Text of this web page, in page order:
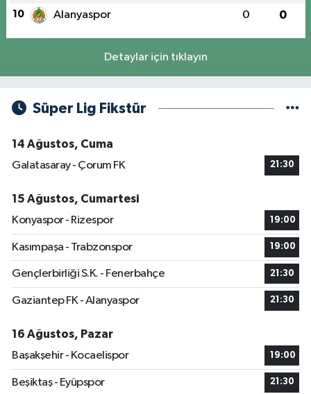
10 Alanyaspor 0 0
Detaylar için tıklayın
Süper Lig Fikstür
14 Ağustos, Cuma
Galatasaray - Çorum FK
21:30
15 Ağustos, Cumartesi
Konyaspor - Rizespor
19:00
Kasımpaşa - Trabzonspor 19:00
Gençlerbirliği S.K. - Fenerbahçe 21:30
Gaziantep FK - Alanyaspor 21:30
16 Ağustos, Pazar
Başakşehir - Kocaelispor
19:00
Beşiktaş - Eyüpspor 21:30